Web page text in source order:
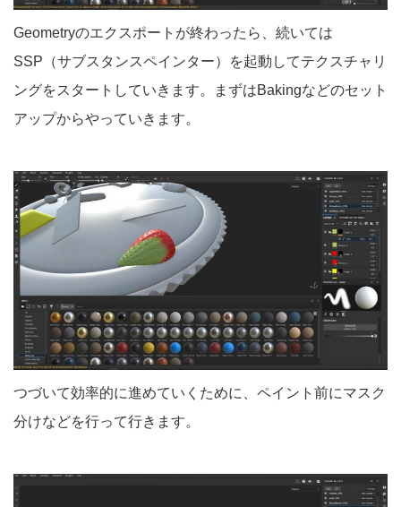
Geometryのエクスポートが終わったら、続いては
SSP（サブスタンスペインター）を起動してテクスチャリ
ングをスタートしていきます。まずはBakingなどのセット
アップからやっていきます。
つづいて効率的に進めていくために、ペイント前にマスク
分けなどを行って行きます。